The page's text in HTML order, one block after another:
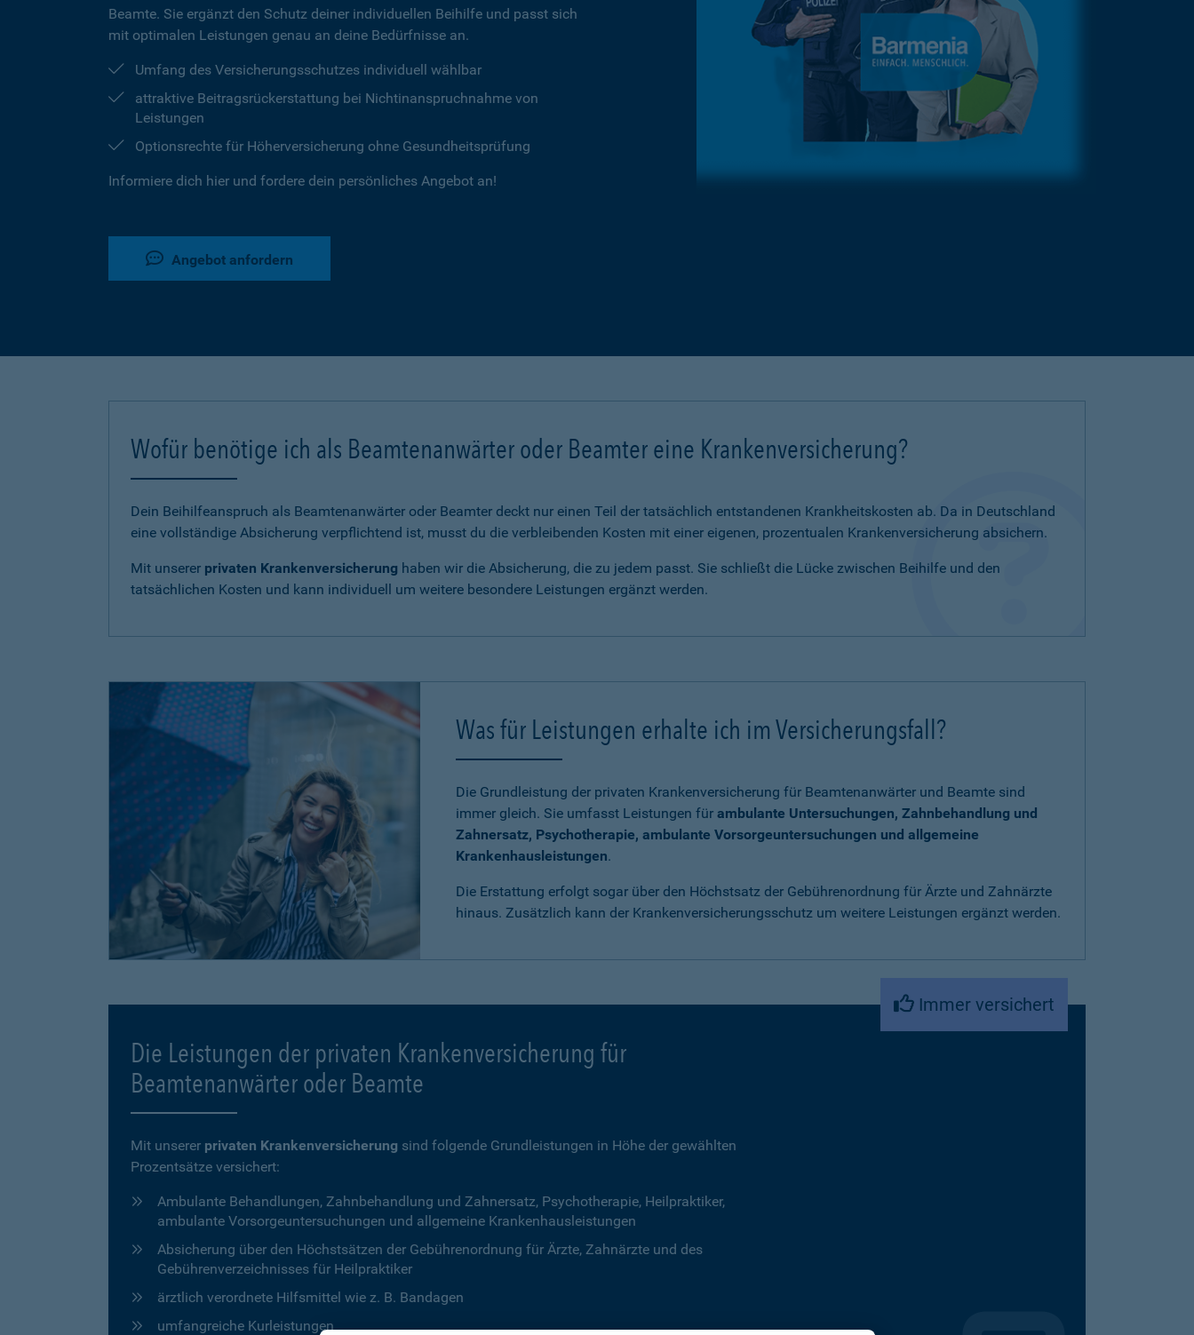
Beamte. Sie ergänzt den Schutz deiner individuellen Beihilfe und passt sich
mit optimalen Leistungen genau an deine Bedürfnisse an.
Umfang des Versicherungsschutzes individuell wählbar
attraktive Beitragsrückerstattung bei Nichtinanspruchnahme von
Leistungen
Optionsrechte für Höherversicherung ohne Gesundheitsprüfung
Informiere dich hier und fordere dein persönliches Angebot an!
Angebot anfordern
Wofür benötige ich als Beamtenanwärter oder Beamter eine Krankenversicherung?
Dein Beihilfeanspruch als Beamtenanwärter oder Beamter deckt nur einen Teil der tatsächlich entstandenen Krankheitskosten ab. Da in Deutschland
eine vollständige Absicherung verpflichtend ist, musst du die verbleibenden Kosten mit einer eigenen, prozentualen Krankenversicherung absichern.
Mit unserer privaten Krankenversicherung haben wir die Absicherung, die zu jedem passt. Sie schließt die Lücke zwischen Beihilfe und den
tatsächlichen Kosten und kann individuell um weitere besondere Leistungen ergänzt werden.
Was für Leistungen erhalte ich im Versicherungsfall?
Die Grundleistung der privaten Krankenversicherung für Beamtenanwärter und Beamte sind
immer gleich. Sie umfasst Leistungen für ambulante Untersuchungen, Zahnbehandlung und
Zahnersatz, Psychotherapie, ambulante Vorsorgeuntersuchungen und allgemeine
Krankenhausleistungen.
Die Erstattung erfolgt sogar über den Höchstsatz der Gebührenordnung für Ärzte und Zahnärzte
hinaus. Zusätzlich kann der Krankenversicherungsschutz um weitere Leistungen ergänzt werden.
Immer versichert
Die Leistungen der privaten Krankenversicherung für
Beamtenanwärter oder Beamte
Mit unserer privaten Krankenversicherung sind folgende Grundleistungen in Höhe der gewählten
Prozentsätze versichert:
Ambulante Behandlungen, Zahnbehandlung und Zahnersatz, Psychotherapie, Heilpraktiker,
ambulante Vorsorgeuntersuchungen und allgemeine Krankenhausleistungen
Absicherung über den Höchstsätzen der Gebührenordnung für Ärzte, Zahnärzte und des
Gebührenverzeichnisses für Heilpraktiker
ärztlich verordnete Hilfsmittel wie z. B. Bandagen
umfangreiche Kurleistungen